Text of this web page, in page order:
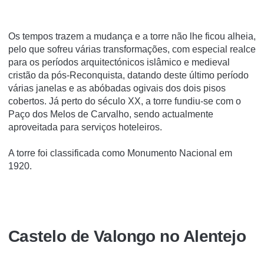
Os tempos trazem a mudança e a torre não lhe ficou alheia,
pelo que sofreu várias transformações, com especial realce
para os perí­odos arquitectónicos islâmico e medieval
cristão da pós-Reconquista, datando deste último perí­odo
várias janelas e as abóbadas ogivais dos dois pisos
cobertos. Já perto do século XX, a torre fundiu-se com o
Paço dos Melos de Carvalho, sendo actualmente
aproveitada para serviços hoteleiros.
A torre foi classificada como Monumento Nacional em
1920.
Castelo de Valongo no Alentejo